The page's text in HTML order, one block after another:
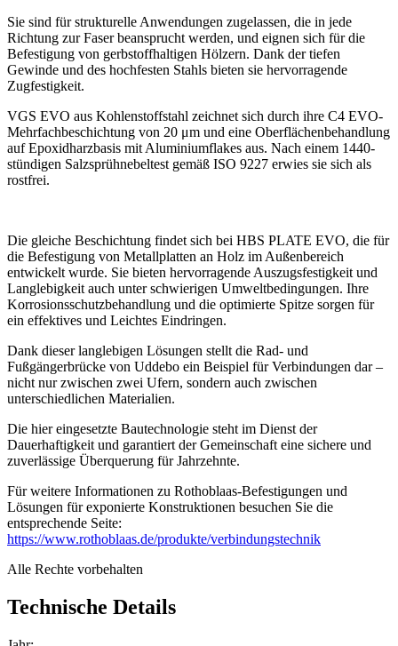
Sie sind für strukturelle Anwendungen zugelassen, die in jede
Richtung zur Faser beansprucht werden, und eignen sich für die
Befestigung von gerbstoffhaltigen Hölzern. Dank der tiefen
Gewinde und des hochfesten Stahls bieten sie hervorragende
Zugfestigkeit.
VGS EVO aus Kohlenstoffstahl zeichnet sich durch ihre C4 EVO-
Mehrfachbeschichtung von 20 μm und eine Oberflächenbehandlung
auf Epoxidharzbasis mit Aluminiumflakes aus. Nach einem 1440-
stündigen Salzsprühnebeltest gemäß ISO 9227 erwies sie sich als
rostfrei.
Die gleiche Beschichtung findet sich bei HBS PLATE EVO, die für
die Befestigung von Metallplatten an Holz im Außenbereich
entwickelt wurde. Sie bieten hervorragende Auszugsfestigkeit und
Langlebigkeit auch unter schwierigen Umweltbedingungen. Ihre
Korrosionsschutzbehandlung und die optimierte Spitze sorgen für
ein effektives und Leichtes Eindringen.
Dank dieser langlebigen Lösungen stellt die Rad- und
Fußgängerbrücke von Uddebo ein Beispiel für Verbindungen dar–
nicht nur zwischen zwei Ufern, sondern auch zwischen
unterschiedlichen Materialien.
Die hier eingesetzte Bautechnologie steht im Dienst der
Dauerhaftigkeit und garantiert der Gemeinschaft eine sichere und
zuverlässige Überquerung für Jahrzehnte.
Für weitere Informationen zu Rothoblaas-Befestigungen und
Lösungen für exponierte Konstruktionen besuchen Sie die
entsprechende Seite:
https://www.rothoblaas.de/produkte/verbindungstechnik
Alle Rechte vorbehalten
Technische Details